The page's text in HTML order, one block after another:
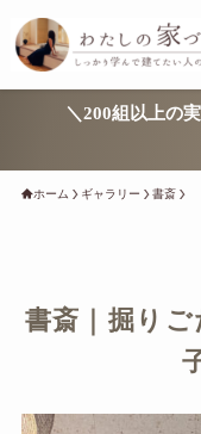
＼200組以上の
ホーム ギャラリー 書斎
書斎｜掘り